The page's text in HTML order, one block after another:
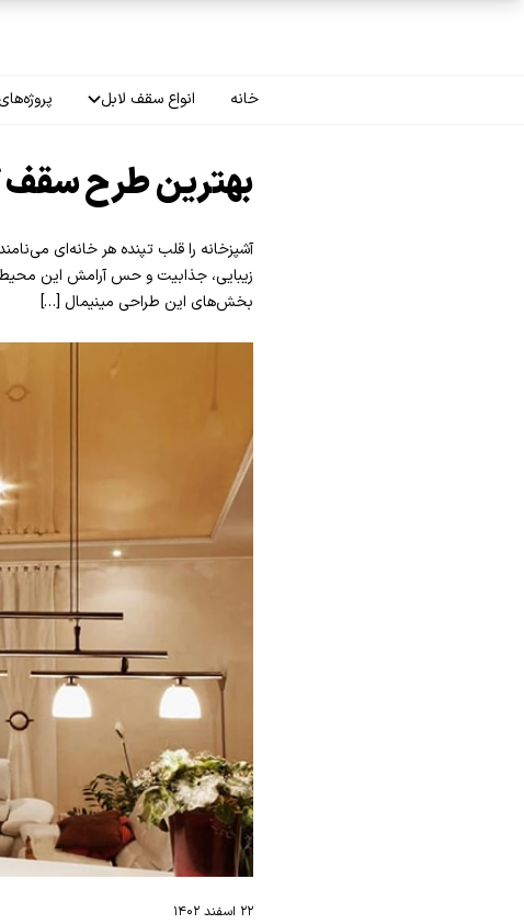
خانه انواع سقف لابل
سقف لاکر
سقف گلکسی
بهترین طرح سقف
آشپزخانه را قلب تپنده هر خانه‌ای
زیبایی، جذابیت و حس آرامش این محیط
بخش‌های این طراحی مینیمال […]
۲۲ اسفند ۱۴۰۲